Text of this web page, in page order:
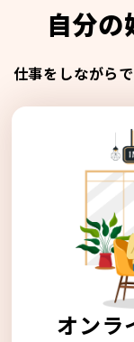
自分の
仕事をしながら
オンラ